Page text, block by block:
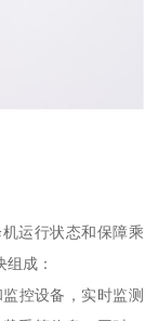
运行状态和保障乘
成：
控设备，实时监测